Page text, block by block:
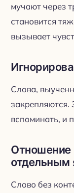
мучают через
становится
вызывает
Слова,
закрепляются.
вспоминать, и
Отношение
Слово без